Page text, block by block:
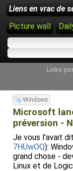
Liens en vrac de
Picture wall
Links
Windows
Microsoft
préversion -
Je vous l'avait
7HUwOQ):
grand chose -
Linux et de